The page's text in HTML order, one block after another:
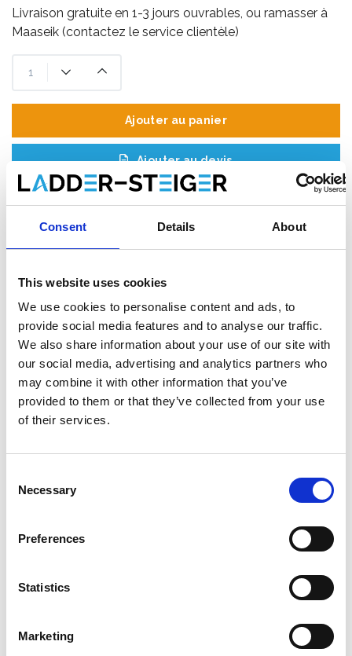
Consent Details About
This website uses cookies
We use cookies to personalise content and ads, to
provide social media features and to analyse our traffic.
We also share information about your use of our site with
our social media, advertising and analytics partners who
may combine it with other information that you’ve
provided to them or that they’ve collected from your use
of their services.
Selection
Necessary
Preferences
Statistics
Marketing
Livraison gratuite en 1-3 jours ouvrables, ou ramasser à
Maaseik (contactez le service clientèle)
Ajouter au panier
Ajouter au devis
Description
Échelle coulissante Solide 3×18 échelons
– type D
industrielle professionnellerobuste et polyvalente, conçue
barre stabilisatrice
large surface des barreaux
et à
, ce qui la rend adaptée à une grande variété de
travaux en hauteur. L'échelle est équipé avec
des roulettes de
Revêtement polyester – durable et pratique